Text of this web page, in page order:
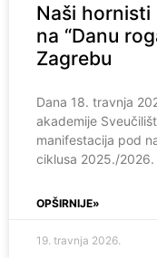
Naši hornisti
na “Danu
Zagrebu
Dana 18. travnja
akademije
manifestacija pod
ciklusa 2025./2026.
OPŠIRNIJE»
19. travnja 2026.